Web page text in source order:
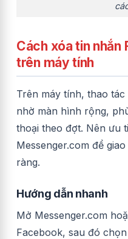
Cách xóa tin nhắn
trên máy tính
Trên máy tính, thao
nhờ màn hình rộng,
thoại theo đợt. Nên ưu
Messenger.com để
ràng.
Hướng dẫn nhanh
Mở Messenger.com
Facebook, sau đó